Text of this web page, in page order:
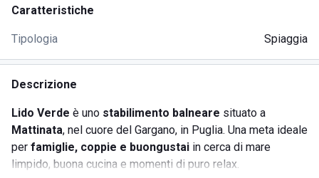
Caratteristiche
Tipologia Spiaggia
Descrizione
Lido Verde è uno stabilimento balneare situato a
Mattinata, nel cuore del Gargano, in Puglia. Una meta ideale
per famiglie, coppie e buongustai in cerca di mare
limpido, buona cucina e momenti di puro relax.